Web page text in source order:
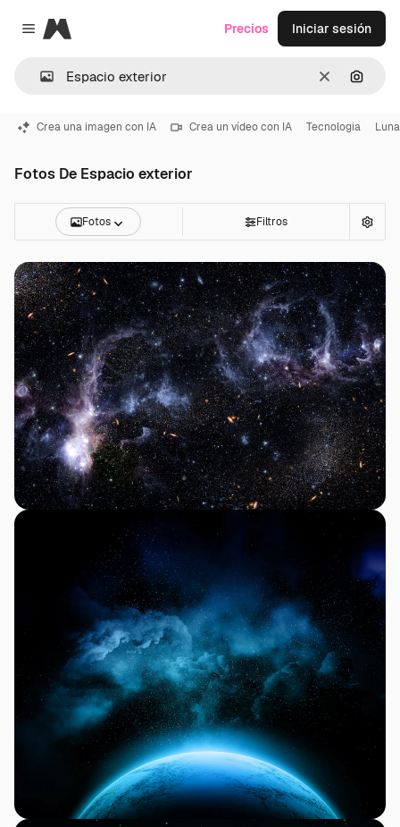
Close menu
Magnific
Borrar
Precios Iniciar sesión
Crea una imagen con IA Crea un vídeo con IA Tecnologia Luna
Fotos De Espacio exterior
Fotos Filtros